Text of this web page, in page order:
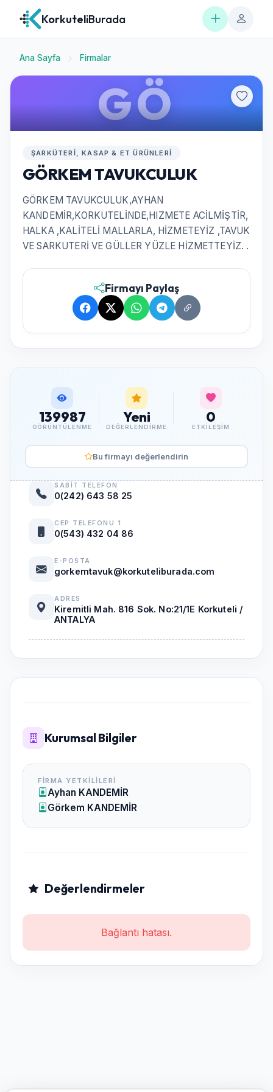
KorkuteliBurada
Ana Sayfa Firmalar
GÖ
ŞARKÜTERI, KASAP & ET ÜRÜNLERI
GÖRKEM TAVUKCULUK
GÖRKEM TAVUKCULUK,AYHAN
KANDEMİR,KORKUTELİNDE,HIZMETE ACİLMİŞTİR,
HALKA ,KALİTELİ MALLARLA, HİZMETEYİZ ,TAVUK
VE SARKUTERİ VE GÜLLER YÜZLE HİZMETTEYİZ. .
Firmayı Paylaş
Kurumsal Bilgiler
FIRMA YETKILILERI
Ayhan KANDEMİR
Görkem KANDEMİR
Değerlendirmeler
Bağlantı hatası.
139987
GÖRÜNTÜLENME
Yeni
DEĞERLENDIRME
0
ETKILEŞIM
Bu firmayı değerlendirin
SABIT TELEFON
0(242) 643 58 25
CEP TELEFONU 1
0(543) 432 04 86
E-POSTA
gorkemtavuk@korkuteliburada.com
ADRES
Kiremitli Mah. 816 Sok. No:21/1E Korkuteli /
ANTALYA